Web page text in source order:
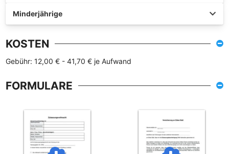
Minderjährige
KOSTEN
Gebühr: 12,00 € - 41,70 € je Aufwand
FORMULARE